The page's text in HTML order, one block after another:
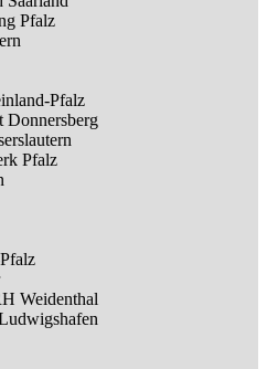
Pfalz
Pfalz
Donnersberg
Pfalz
Weidenthal